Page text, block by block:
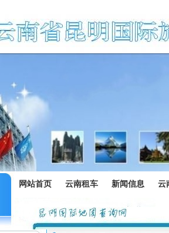
网站首页 云南租车 新闻信息 云